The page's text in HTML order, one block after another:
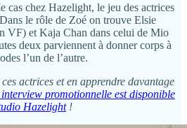
cas chez Hazelight, le jeu des actrices
le rôle de Zoé on trouve Elsie
VF) et Kaja Chan dans celui de Mio
deux parviennent à donner corps à
l’un de l’autre.
actrices et en apprendre davantage
promotionnelle est disponible
Hazelight!